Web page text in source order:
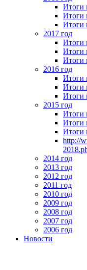
Итоги
Итоги
Итоги
2017 год
Итоги
Итоги
Итоги
2016 год
Итоги
Итоги
Итоги
2015 год
Итоги
Итоги
Итоги
http://
2014 год
2013 год
2012 год
2011 год
2010 год
2009 год
2008 год
2007 год
2006 год
Новости